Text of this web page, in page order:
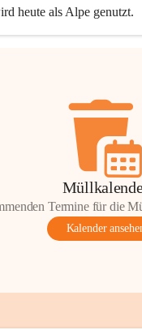
heute als Alpe genutzt.
Termine für die
Kalender